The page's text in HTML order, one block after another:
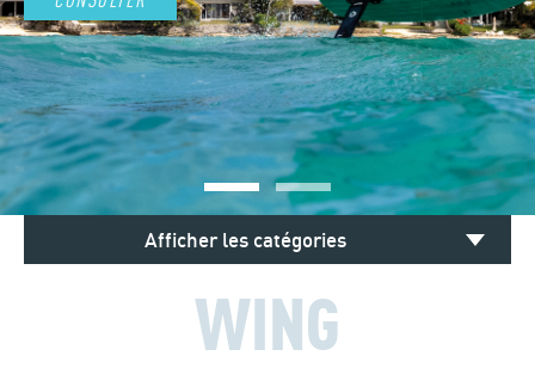
Afficher les catégories
WING